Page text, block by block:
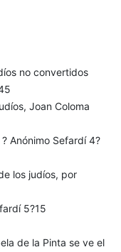
no convertidos
Joan Coloma
Anónimo Sefardí 4?
los judíos, por
5?15
de la Pinta se ve el